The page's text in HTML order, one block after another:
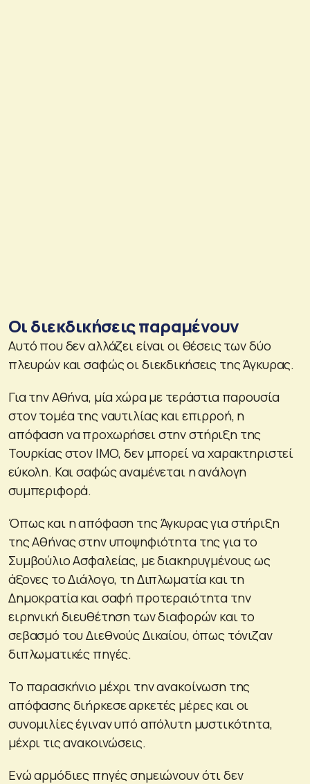
Οι διεκδικήσεις παραμένουν
Αυτό που δεν αλλάζει είναι οι θέσεις των δύο
πλευρών και σαφώς οι διεκδικήσεις της Άγκυρας.
Για την Αθήνα, μία χώρα με τεράστια παρουσία
στον τομέα της ναυτιλίας και επιρροή, η
απόφαση να προχωρήσει στην στήριξη της
Τουρκίας στον ΙΜΟ, δεν μπορεί να χαρακτηριστεί
εύκολη. Και σαφώς αναμένεται η ανάλογη
συμπεριφορά.
Όπως και η απόφαση της Άγκυρας για στήριξη
της Αθήνας στην υποψηφιότητα της για το
Συμβούλιο Ασφαλείας, με διακηρυγμένους ως
άξονες το Διάλογο, τη Διπλωματία και τη
Δημοκρατία και σαφή προτεραιότητα την
ειρηνική διευθέτηση των διαφορών και το
σεβασμό του Διεθνούς Δικαίου, όπως τόνιζαν
διπλωματικές πηγές.
Το παρασκήνιο μέχρι την ανακοίνωση της
απόφασης διήρκεσε αρκετές μέρες και οι
συνομιλίες έγιναν υπό απόλυτη μυστικότητα,
μέχρι τις ανακοινώσεις.
Ενώ αρμόδιες πηγές σημειώνουν ότι δεν